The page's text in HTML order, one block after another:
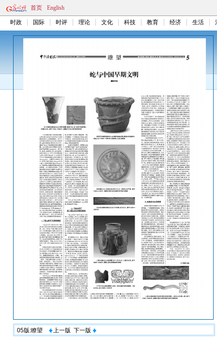
首页 English
时政 国际 时评 理论 文化 科技 教育 经济 生活
05版:瞭望 上一版 下一版